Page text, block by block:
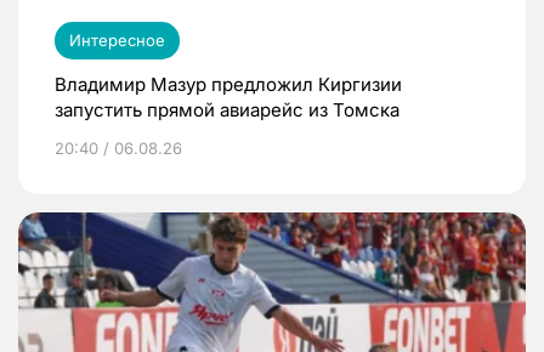
Интересное
Владимир Мазур предложил Киргизии
запустить прямой авиарейс из Томска
20:40 / 06.08.26